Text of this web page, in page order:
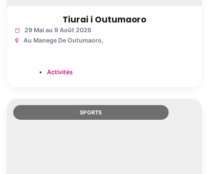
Tiurai i Outumaoro
29 Mai au 9 Août 2026
Au Manege De Outumaoro,
Activités
SPORTS